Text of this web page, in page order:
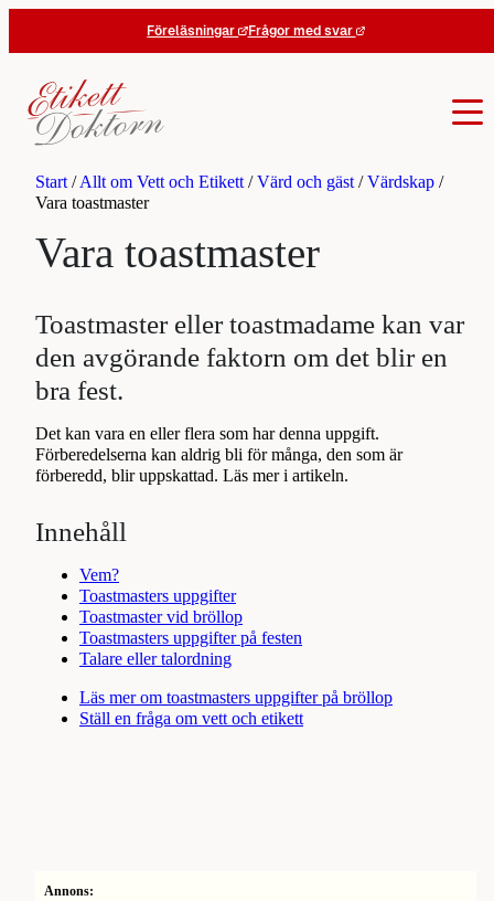
innehåll
Föreläsningar Frågor med svar
Start/Allt om Vett och Etikett/Värd och gäst/Värdskap /
Vara toastmaster
Vara toastmaster
Toastmaster eller toastmadame kan var
den avgörande faktorn om det blir en
bra fest.
Det kan vara en eller flera som har denna uppgift.
Förberedelserna kan aldrig bli för många, den som är
förberedd, blir uppskattad. Läs mer i artikeln.
Innehåll
Vem?
Toastmasters uppgifter
Toastmaster vid bröllop
Toastmasters uppgifter på festen
Talare eller talordning
Läs mer om toastmasters uppgifter på bröllop
Ställ en fråga om vett och etikett
Annons: